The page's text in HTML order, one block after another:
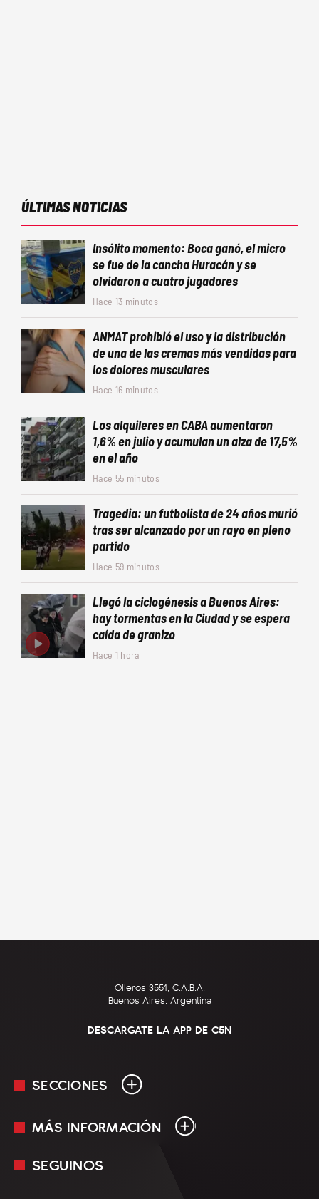
ÚLTIMAS NOTICIAS
Insólito momento: Boca ganó, el micro
se fue de la cancha Huracán y se
olvidaron a cuatro jugadores
Hace 13 minutos
ANMAT prohibió el uso y la distribución
de una de las cremas más vendidas para
los dolores musculares
Hace 16 minutos
Los alquileres en CABA aumentaron
1,6% en julio y acumulan un alza de 17,5%
en el año
Hace 55 minutos
Tragedia: un futbolista de 24 años murió
tras ser alcanzado por un rayo en pleno
partido
Hace 59 minutos
Llegó la ciclogénesis a Buenos Aires:
hay tormentas en la Ciudad y se espera
caída de granizo
Hace 1 hora
Olleros 3551, C.A.B.A.
Buenos Aires, Argentina
DESCARGATE LA APP DE C5N
SECCIONES
En Vivo
MÁS INFORMACIÓN
Mediakit
SEGUINOS